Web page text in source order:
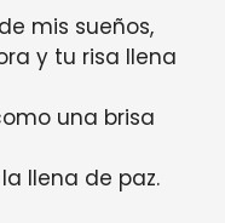
mis sueños,
y tu risa llena
una brisa
llena de paz.